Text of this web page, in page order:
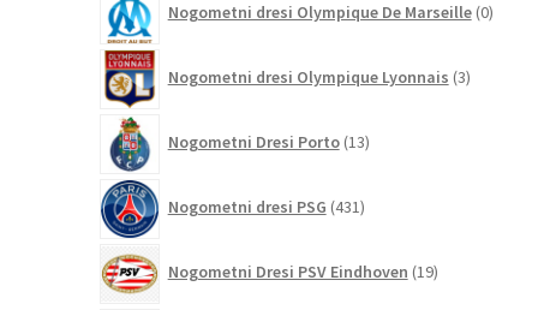
Nogometni dresi Olympique De Marseille 0
Nogometni dresi Olympique Lyonnais 3izdelki
Nogometni Dresi Porto 13izdelkov
Nogometni dresi PSG 431izdelkov
Nogometni Dresi PSV Eindhoven 19izdelkov